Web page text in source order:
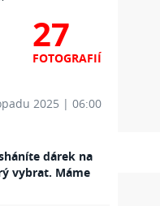
27
FOTOGRAFIÍ
2025 | 06:00
dárek na
vybrat. Máme